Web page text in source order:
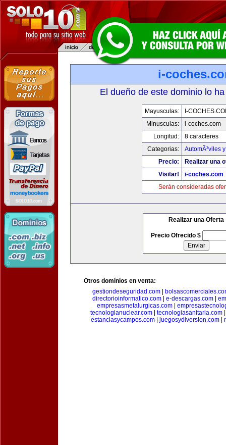
i-
El dueño de este dominio lo
Mayusculas:
I-
Minusculas:
i-coches.com
Longitud:
8 caracteres
Categorias:
AutomÃ³viles
Precio:
Realizar una
Visitar!
i-coches.com
Serán consideradas
Realizar una Oferta
Precio Ofrecido $
Otros dominios en venta:
gestiondeseguridad.com
directorioinformatico.com
e-descargas.com
empresasmetalurgicas.com|
tecnologianuclear.com| tecnologiasanitaria.com
estanciasycampos.com| juegosydiversion.com|